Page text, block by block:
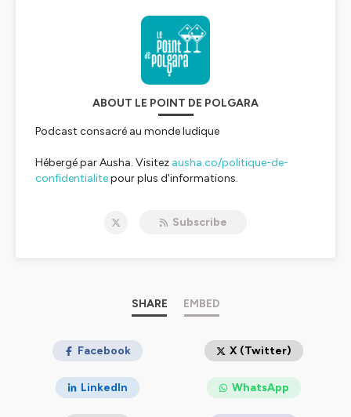
ABOUT LE POINT DE POLGARA
Podcast consacré au monde ludique
Hébergé par Ausha. Visitez ausha.co/politique-de-
confidentialitepour plus d'informations.
Subscribe
SHARE EMBED
Facebook X (Twitter)
LinkedIn WhatsApp